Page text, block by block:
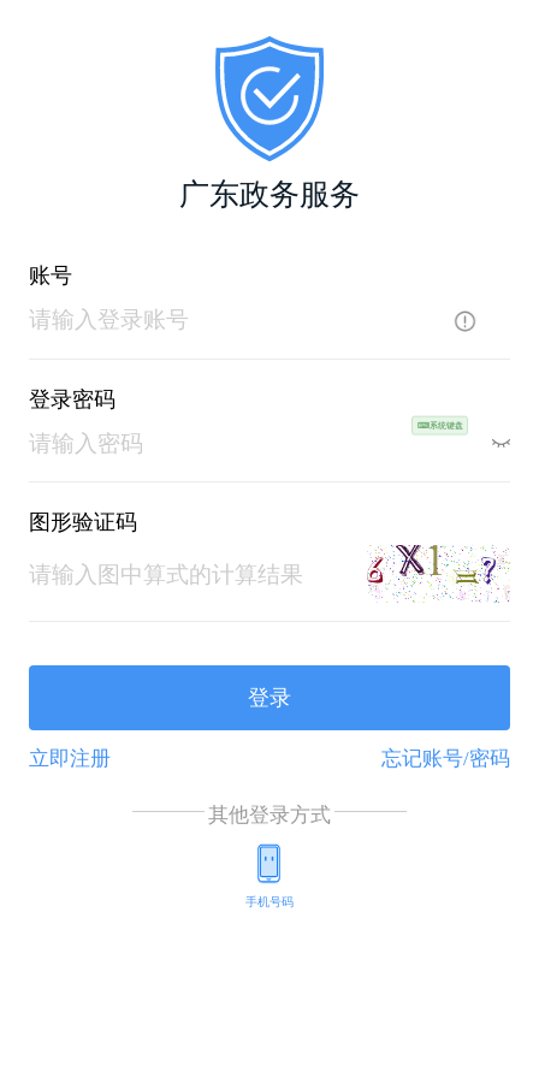
广东政务服务
账号
登录密码
⌨系统键盘
图形验证码
登录
立即注册 忘记账号/密码
其他登录方式
手机号码